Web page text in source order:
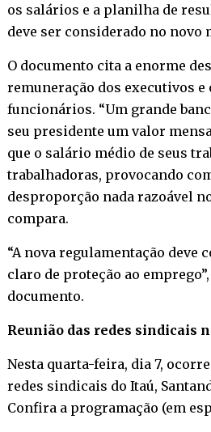
os salários e a planilha de
deve ser considerado no novo
O documento cita a enorme
remuneração dos executivos e
funcionários. “Um grande
seu presidente um valor
que o salário médio de seus
trabalhadoras, provocando
desproporção nada razoável
compara.
“A nova regulamentação deve
claro de proteção ao
documento.
Reunião das redes sindicais
Nesta quarta-feira, dia 7,
redes sindicais do Itaú,
Confira a programação (em